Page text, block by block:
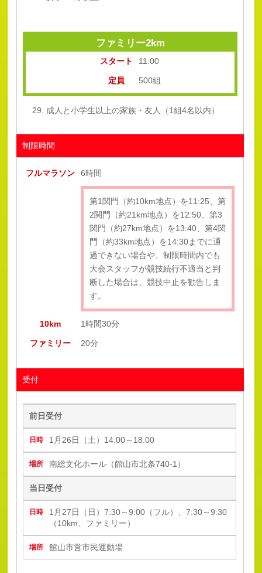
ファミリー2km
スタート 11:00
定員 500組
成人と小学生以上の家族・友人（1組4名以内）
制限時間
フルマラソン 6時間
第1関門（約10km地点）を11:25、第
2関門（約21km地点）を12:50、第3
関門（約27km地点）を13:40、第4関
門（約33km地点）を14:30までに通
過できない場合や、制限時間内でも
大会スタッフが競技続行不適当と判
断した場合は、競技中止を勧告しま
す。
10km 1時間30分
ファミリー 20分
受付
前日受付
1月26日（土）14:00～18:00
南総文化ホール（館山市北条740-1）
当日受付
1月27日（日）7:30～9:00（フル）、7:30～9:30
（10km、ファミリー）
館山市営市民運動場